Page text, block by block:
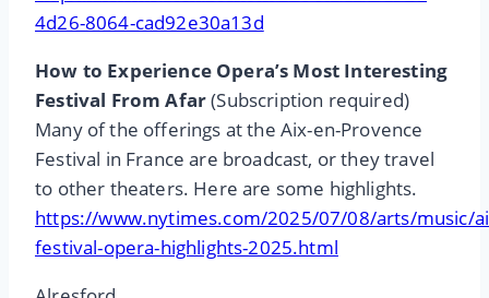
4d26-8064-cad92e30a13d
How to Experience Opera’s Most Interesting
Festival From Afar(Subscription required)
Many of the offerings at the Aix-en-Provence
Festival in France are broadcast, or they travel
to other theaters. Here are some highlights.
https://www.nytimes.com/2025/07/08/arts/music/
festival-opera-highlights-2025.html